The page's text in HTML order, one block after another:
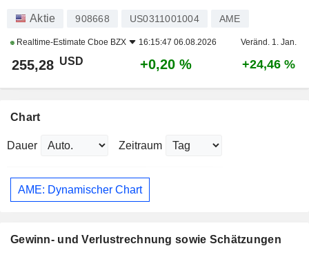
Aktie 908668 US0311001004 AME
Realtime-Estimate Cboe BZX 16:15:47 06.08.2026 Veränd. 1. Jan.
255,28 USD +0,20 % +24,46 %
Chart
Dauer Zeitraum
AME: Dynamischer Chart
Gewinn- und Verlustrechnung sowie Schätzungen